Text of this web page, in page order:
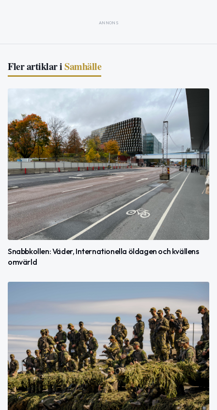
ANNONS
Fler artiklar iSamhälle
Snabbkollen: Väder, Internationella öldagen och kvällens
omvärld